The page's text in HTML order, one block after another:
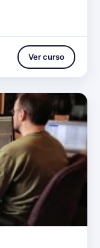
Ver curso